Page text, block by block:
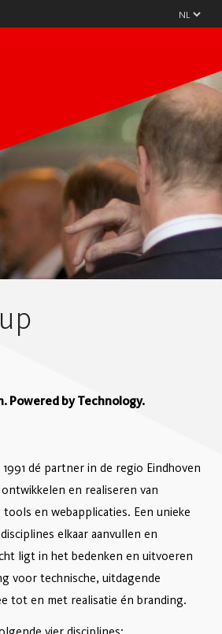
Powered by Technology.
dé partner in de regio Eindhoven
en realiseren van
en webapplicaties. Een unieke
elkaar aanvullen en
ligt in het bedenken en uitvoeren
voor technische, uitdagende
tot en met realisatie én branding.
vier disciplines: